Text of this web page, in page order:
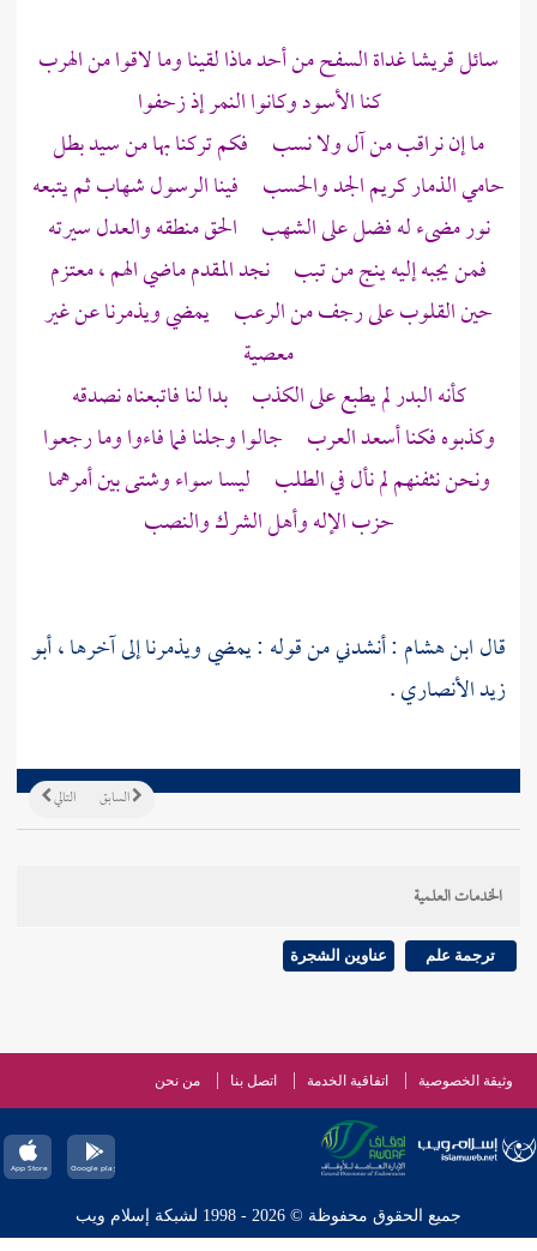
سائل قريشا غداة السفح من أحد ماذا لقينا وما لاقوا من الهرب
كنا الأسود وكانوا النمر إذ زحفوا
ما إن نراقب من آل ولا نسب فكم تركنا بها من سيد بطل
حامي الذمار كريم الجد والحسب فينا الرسول شهاب ثم يتبعه
نور مضىء له فضل على الشهب الحق منطقه والعدل سيرته
فمن يجبه إليه ينج من تبب نجد المقدم ماضي الهم ، معتزم
حين القلوب على رجف من الرعب يمضي ويذمرنا عن غير
معصية
كأنه البدر لم يطبع على الكذب بدا لنا فاتبعناه نصدقه
وكذبوه فكنا أسعد العرب جالوا وجلنا فما فاءوا وما رجعوا
ونحن نثفنهم لم نأل في الطلب ليسا سواء وشتى بين أمرهما
حزب الإله وأهل الشرك والنصب
قالابن هشام : أنشدني من قوله : يمضي ويذمرنا إلى آخرها ،أبو
زيد الأنصاري.
التالي السابق
الخدمات العلمية
ترجمة علم عناوين الشجرة
وثيقة الخصوصية اتفاقية الخدمة اتصل بنا من نحن
جميع الحقوق محفوظة © 2026 - 1998 لشبكة إسلام ويب